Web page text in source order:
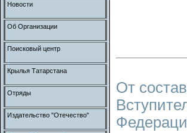
От
Новости
Об Организации
Поисковый центр
Крылья Татарстана
Отряды
Издательство "Отечество"